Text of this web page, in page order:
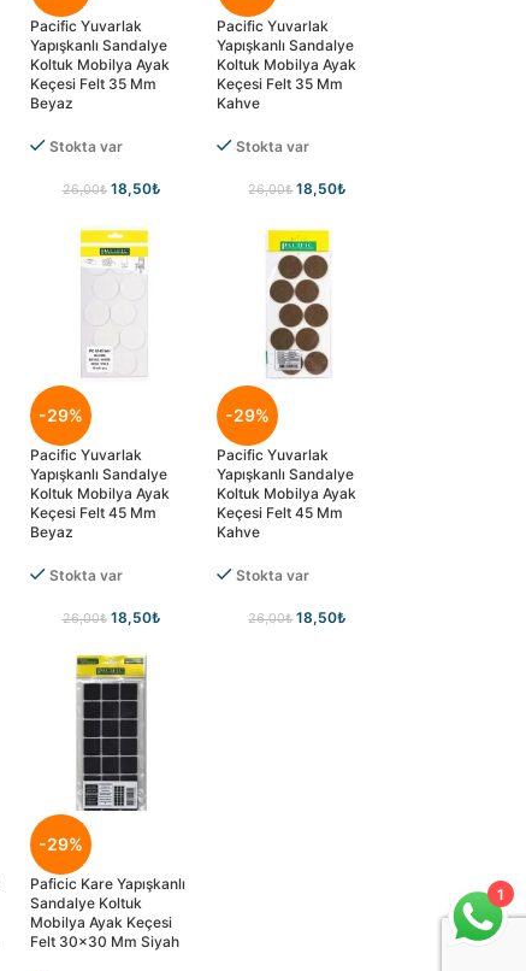
Pacific Yuvarlak
Yapışkanlı Sandalye
Koltuk Mobilya Ayak
Keçesi Felt 35 Mm
Beyaz
Stokta var
26,00₺ 18,50₺
Pacific Yuvarlak
Yapışkanlı Sandalye
Koltuk Mobilya Ayak
Keçesi Felt 35 Mm
Kahve
Stokta var
26,00₺ 18,50₺
-29%
Pacific Yuvarlak
Yapışkanlı Sandalye
Koltuk Mobilya Ayak
Keçesi Felt 45 Mm
Beyaz
Stokta var
26,00₺ 18,50₺
-29%
Pacific Yuvarlak
Yapışkanlı Sandalye
Koltuk Mobilya Ayak
Keçesi Felt 45 Mm
Kahve
Stokta var
26,00₺ 18,50₺
-29%
Paficic Kare Yapışkanlı
Sandalye Koltuk
Mobilya Ayak Keçesi
Felt 30×30 Mm Siyah
1